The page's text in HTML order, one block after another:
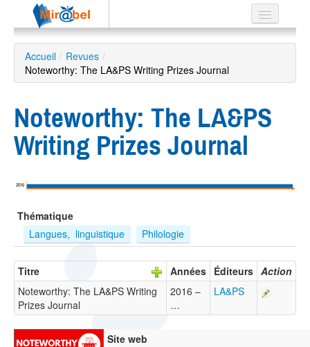
Le réseau
Soutien
avancée
ES
?
Accueil / Revues /
Noteworthy: The LA&PS Writing Prizes Journal
Noteworthy: The LA&PS
Writing Prizes Journal
2016
Thématique
Langues,  linguistique
Philologie
Titre Années Éditeurs Action
Noteworthy: The LA&PS Writing
Prizes Journal
2016 –
…
LA&PS
Site web